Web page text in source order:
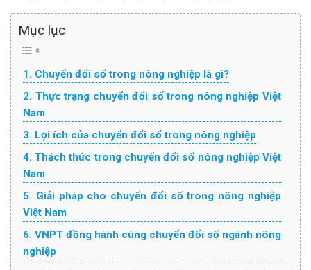
Mục lục
1. Chuyển đổi số trong nông nghiệp là gì?
2. Thực trạng chuyển đổi số trong nông nghiệp Việt
Nam
3. Lợi ích của chuyển đổi số trong nông nghiệp
4. Thách thức trong chuyển đổi số nông nghiệp Việt
Nam
5. Giải pháp cho chuyển đổi số trong nông nghiệp
Việt Nam
6. VNPT đồng hành cùng chuyển đổi số ngành nông
nghiệp